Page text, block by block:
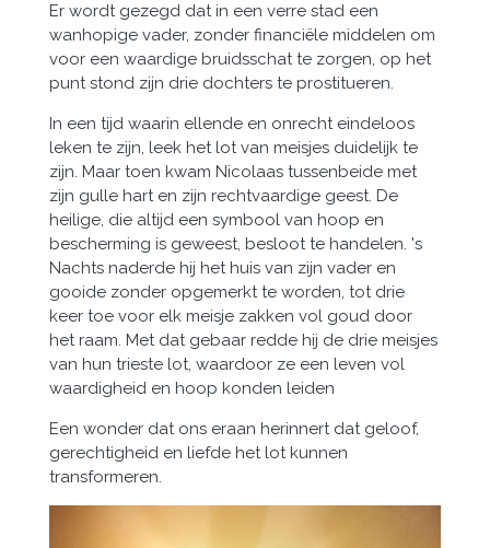
Er wordt gezegd dat in een verre stad een
wanhopige vader, zonder financiële middelen om
voor een waardige bruidsschat te zorgen, op het
punt stond zijn drie dochters te prostitueren.
In een tijd waarin ellende en onrecht eindeloos
leken te zijn, leek het lot van meisjes duidelijk te
zijn. Maar toen kwam Nicolaas tussenbeide met
zijn gulle hart en zijn rechtvaardige geest. De
heilige, die altijd een symbool van hoop en
bescherming is geweest, besloot te handelen. 's
Nachts naderde hij het huis van zijn vader en
gooide zonder opgemerkt te worden, tot drie
keer toe voor elk meisje zakken vol goud door
het raam. Met dat gebaar redde hij de drie meisjes
van hun trieste lot, waardoor ze een leven vol
waardigheid en hoop konden leiden
Een wonder dat ons eraan herinnert dat geloof,
gerechtigheid en liefde het lot kunnen
transformeren.